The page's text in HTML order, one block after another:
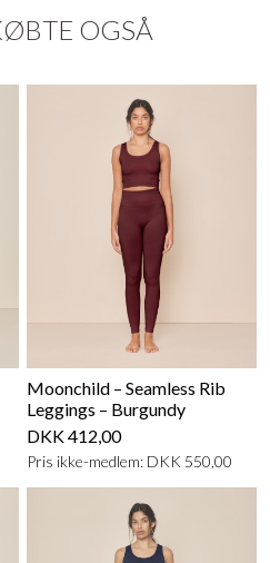
OGSÅ
Moonchild – Seamless Rib
Leggings – Burgundy
DKK 412,00
Pris ikke-medlem: DKK 550,00